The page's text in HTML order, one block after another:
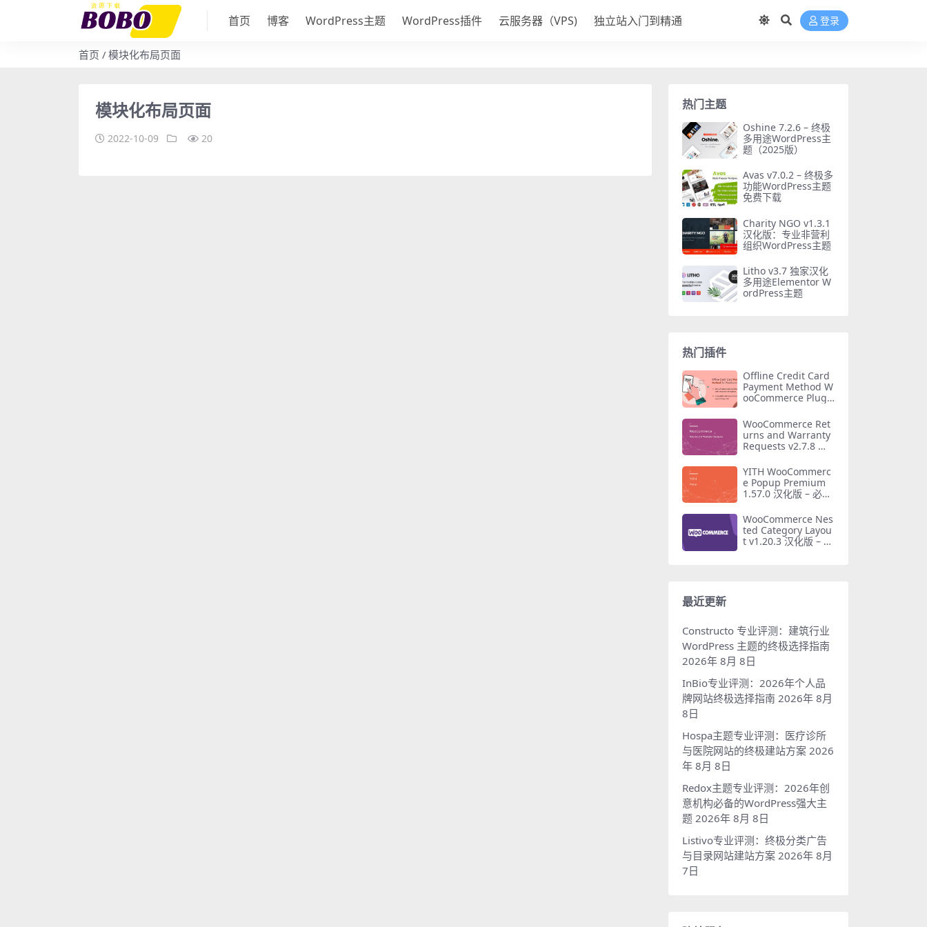
首页 博客 WordPress主题 WordPress插件 云服务器（VPS) 独立站入门到精通 登录
首页 模块化布局页面
模块化布局页面
2022-10-09 20
热门主题
Oshine 7.2.6 – 终极
多用途WordPress主
题（2025版）
Avas v7.0.2 – 终极多
功能WordPress主题
免费下载
Charity NGO v1.3.1
汉化版：专业非营利
组织WordPress主题
Litho v3.7 独家汉化
多用途Elementor W
ordPress主题
热门插件
Offline Credit Card
Payment Method W
ooCommerce Plugi
款插件 官方汉化版
WooCommerce Ret
urns and Warranty
Requests v2.7.8 官
管理必备插件
YITH WooCommerc
e Popup Premium
1.57.0 汉化版 – 必备
WooCommerce Nes
ted Category Layou
t v1.20.3 汉化版 – 按
最近更新
Constructo 专业评测：建筑行业
WordPress 主题的终极选择指南
2026年 8月 8日
InBio专业评测：2026年个人品
牌网站终极选择指南 2026年 8月
8日
Hospa主题专业评测：医疗诊所
与医院网站的终极建站方案 2026
年 8月 8日
Redox主题专业评测：2026年创
意机构必备的WordPress强大主
题 2026年 8月 8日
Listivo专业评测：终极分类广告
与目录网站建站方案 2026年 8月
7日